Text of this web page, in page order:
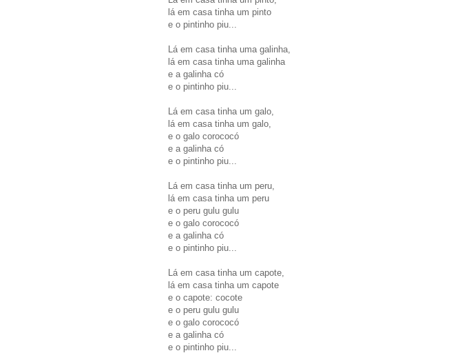
lá em casa tinha um pinto
e o pintinho piu...
Lá em casa tinha uma galinha,
lá em casa tinha uma galinha
e a galinha có
e o pintinho piu...
Lá em casa tinha um galo,
lá em casa tinha um galo,
e o galo corococó
e a galinha có
e o pintinho piu...
Lá em casa tinha um peru,
lá em casa tinha um peru
e o peru gulu gulu
e o galo corococó
e a galinha có
e o pintinho piu...
Lá em casa tinha um capote,
lá em casa tinha um capote
e o capote: cocote
e o peru gulu gulu
e o galo corococó
e a galinha có
e o pintinho piu...